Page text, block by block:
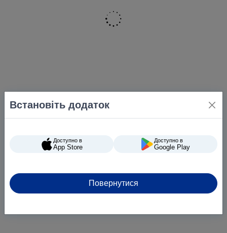
Встановіть додаток
Доступно в
App Store
Доступно в
Google Play
Повернутися